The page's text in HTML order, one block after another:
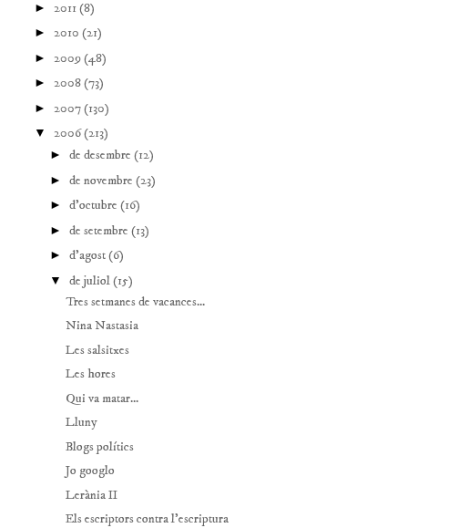
► 2011(8)
► 2010 (21)
► 2009(48)
► 2008(73)
► 2007(130)
▼ 2006(213)
► de desembre (12)
► de novembre (23)
► d’octubre (16)
► de setembre (13)
► d’agost(6)
▼ de juliol(15)
Tres setmanes de vacances...
Nina Nastasia
Les salsitxes
Les hores
Qui va matar...
Lluny
Blogs polítics
Jo googlo
Lerània II
Els escriptors contra l’escriptura